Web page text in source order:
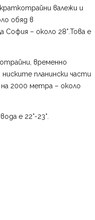
валежи и
обяд в
– около 28°.Това е
временно
планински части
2000 метра – около
е 22°-23°.